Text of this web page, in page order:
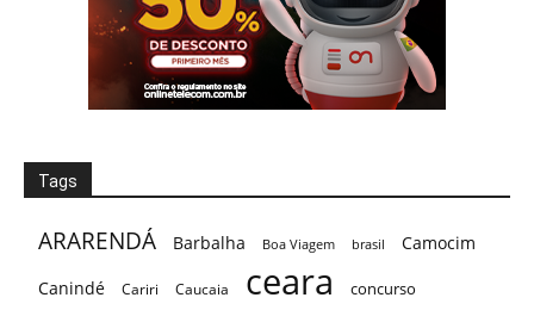
Tags
ARARENDÁ Barbalha Boa Viagem brasil
Camocim
Canindé
Cariri Caucaia ceara concurso